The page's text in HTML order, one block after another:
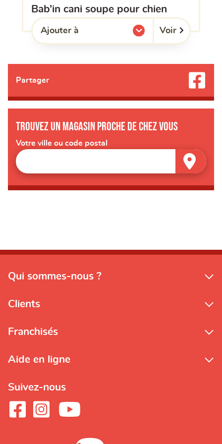
bab’in cani soupe pour chien
Ajouter à
l'une de mes listes. Voir
Partager
Trouvez un magasin proche de chez vous
Votre ville ou code postal
Qui sommes-nous ?
Clients
Franchisés
Aide en ligne
Suivez-nous